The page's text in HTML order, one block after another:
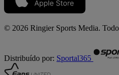
© 2026 Ringier Sports Media.
Distribuído por: Sportal365